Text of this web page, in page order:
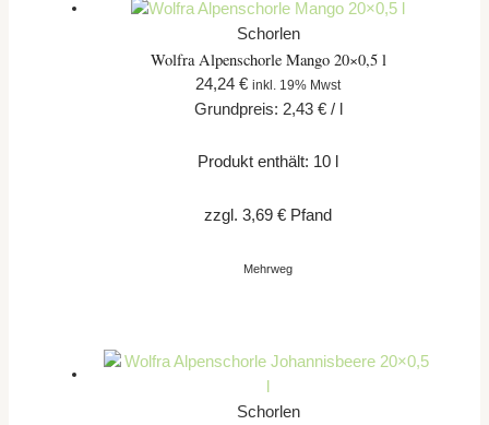
Schorlen
Wolfra Alpenschorle Mango 20×0,5 l
24,24€ inkl. 19% Mwst
Grundpreis: 2,43 €/
Produkt enthält: 10
zzgl.3,69€ Pfand
Mehrweg
Schorlen